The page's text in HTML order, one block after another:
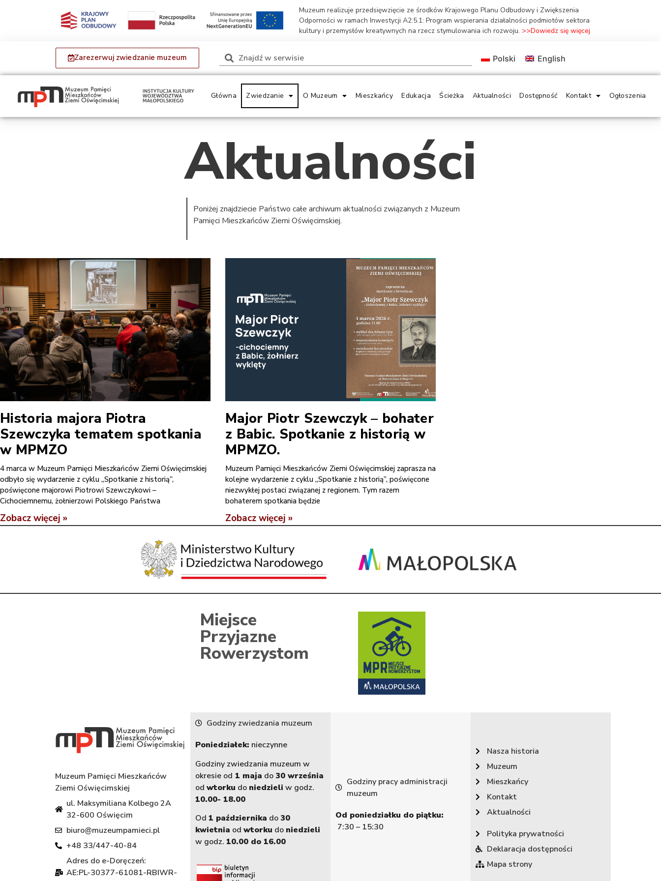
Muzeum realizuje przedsięwzięcie ze środków Krajowego Planu Odbudowy i Zwiększenia
Odporności w ramach Inwestycji A2.5.1: Program wspierania działalności podmiotów sektora
kultury i przemysłów kreatywnych na rzecz stymulowania ich rozwoju. >>Dowiedz się więcej
Zarezerwuj zwiedzanie muzeum Polski English
Główna Zwiedzanie O Muzeum Mieszkańcy Edukacja Ścieżka Aktualności Dostępność Kontakt Ogłoszenia
Aktualności
Poniżej znajdziecie Państwo całe archiwum aktualności związanych z Muzeum
Pamięci Mieszkańców Ziemi Oświęcimskiej.
Historia majora Piotra
Szewczyka tematem spotkania
w MPMZO
4 marca w Muzeum Pamięci Mieszkańców Ziemi Oświęcimskiej
odbyło się wydarzenie z cyklu „Spotkanie z historią”,
poświęcone majorowi Piotrowi Szewczykowi –
Cichociemnemu, żołnierzowi Polskiego Państwa
Zobacz więcej »
Major Piotr Szewczyk – bohater
z Babic. Spotkanie z historią w
MPMZO.
Muzeum Pamięci Mieszkańców Ziemi Oświęcimskiej zaprasza na
kolejne wydarzenie z cyklu „Spotkanie z historią”, poświęcone
niezwykłej postaci związanej z regionem. Tym razem
bohaterem spotkania będzie
Zobacz więcej »
Miejsce
Przyjazne
Rowerzystom
Muzeum Pamięci Mieszkańców
Ziemi Oświęcimskiej
ul. Maksymiliana Kolbego 2A
32-600 Oświęcim
biuro@muzeumpamieci.pl
+48 33/447-40-84
Adres do e-Doręczeń:
AE:PL-30377-61081-RBIWR-
Godziny zwiedzania muzeum
Poniedziałek: nieczynne
Godziny zwiedzania muzeum w
okresie od 1 maja do 30 września
od wtorku do niedzieli w godz.
10.00- 18.00
Od 1 października do 30
kwietnia od wtorku do niedzieli
w godz. 10.00 do 16.00
Godziny pracy administracji
muzeum
Od poniedziałku do piątku:
7:30 – 15:30
Nasza historia
Muzeum
Mieszkańcy
Kontakt
Aktualności
Polityka prywatności
Deklaracja dostępności
Mapa strony